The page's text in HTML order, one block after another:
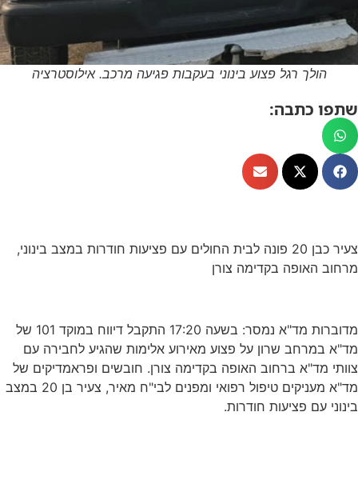
הולך רגל פצוע בינוני בעקבות פגיעה מרכב. אילוסטרציה
שתפו כתבה:
צעיר כבן 20 פונה לבית החולים עם פציעות חודרות במצב בינוני,
מרחוב האופה בקדימה צורן
מדוברות מד"א נמסר: בשעה 17:20 התקבל דיווח במוקד 101 של
מד"א במרחב שרון על פצוע מאירוע אלימות שהגיע לחבירה עם
צוותי מד"א ברחוב האופה בקדימה צורן. חובשים ופראמדיקים של
מד"א מעניקים טיפול רפואי ומפנים לבי"ח מאיר, צעיר בן 20 במצב
בינוני עם פציעות חודרות.